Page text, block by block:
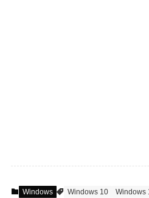
Windows Windows 10 Windows